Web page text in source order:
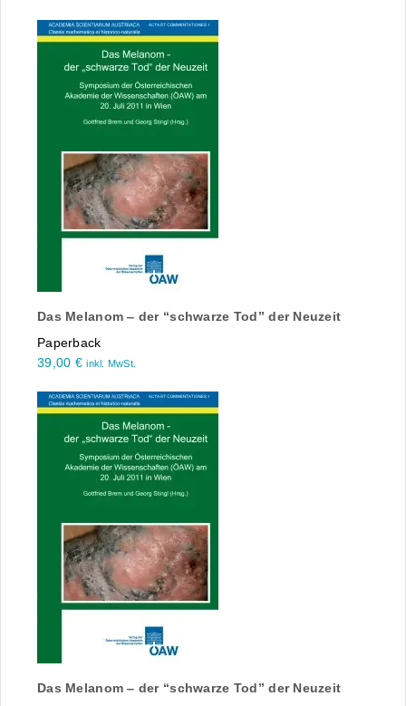
Das Melanom ‒ der “schwarze Tod” der Neuzeit
Paperback
39,00 € inkl. MwSt.
Das Melanom ‒ der “schwarze Tod” der Neuzeit